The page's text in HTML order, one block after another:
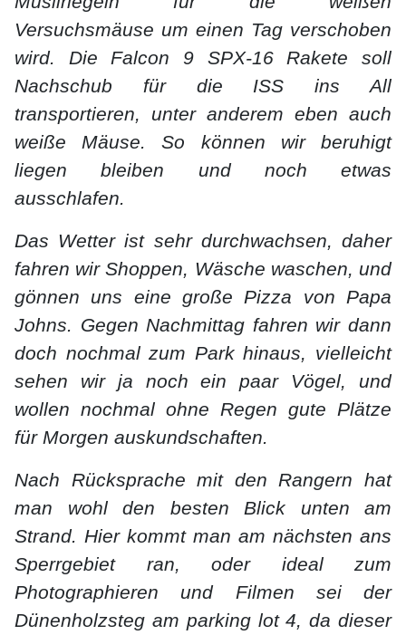
Versuchsmäuse um einen Tag verschoben
wird. Die Falcon 9 SPX-16 Rakete soll
Nachschub für die ISS ins All
transportieren, unter anderem eben auch
weiße Mäuse. So können wir beruhigt
liegen bleiben und noch etwas
ausschlafen.
Das Wetter ist sehr durchwachsen, daher
fahren wir Shoppen, Wäsche waschen, und
gönnen uns eine große Pizza von Papa
Johns. Gegen Nachmittag fahren wir dann
doch nochmal zum Park hinaus, vielleicht
sehen wir ja noch ein paar Vögel, und
wollen nochmal ohne Regen gute Plätze
für Morgen auskundschaften.
Nach Rücksprache mit den Rangern hat
man wohl den besten Blick unten am
Strand. Hier kommt man am nächsten ans
Sperrgebiet ran, oder ideal zum
Photographieren und Filmen sei der
Dünenholzsteg am parking lot 4, da dieser